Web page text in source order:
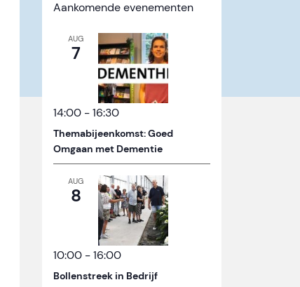
Aankomende evenementen
AUG
7
14:00 -16:30
Themabijeenkomst: Goed
Omgaan met Dementie
AUG
8
10:00 -16:00
Bollenstreek in Bedrijf